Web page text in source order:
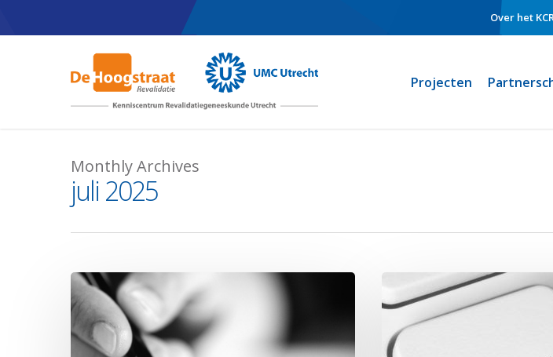
to
Over het
Projecten
Monthly Archives
juli 2025
Nieuwe
publicatie:
Hoe
verandert
Brainwave:
Wat
een